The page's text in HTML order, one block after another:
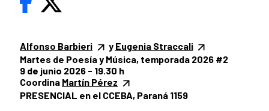
Alfonso Barbieri y Eugenia Straccali
Martes de Poesía y Música, temporada 2026 #2
9 de junio 2026 - 19.30 h
Coordina Martín Pérez
PRESENCIAL en el CCEBA, Paraná 1159